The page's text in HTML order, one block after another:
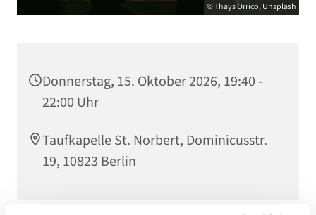
© Thays Orrico, Unsplash
Donnerstag, 15. Oktober 2026, 19:40 -
22:00 Uhr
Taufkapelle St. Norbert, Dominicusstr.
19, 10823 Berlin